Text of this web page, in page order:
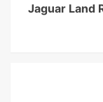
Jaguar Land